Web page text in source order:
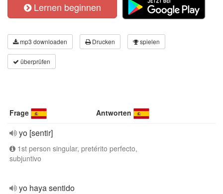
Lernen beginnen
mp3 downloaden Drucken spielen
überprüfen
Frage Antworten
yo [sentir]
1st person singular, pretérito perfecto,
subjuntivo
yo haya sentido